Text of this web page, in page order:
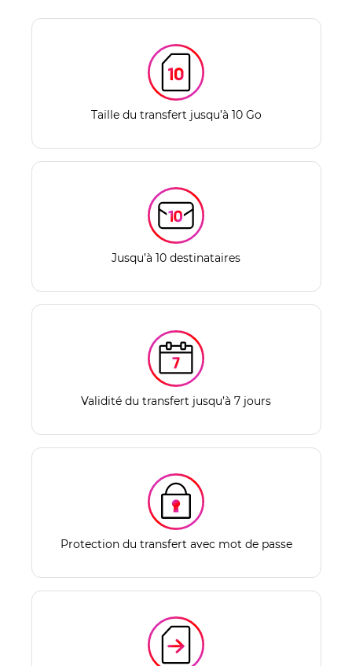
Taille du transfert jusqu’à 10 Go
Jusqu’à 10 destinataires
Validité du transfert jusqu’à 7 jours
Protection du transfert avec mot de passe